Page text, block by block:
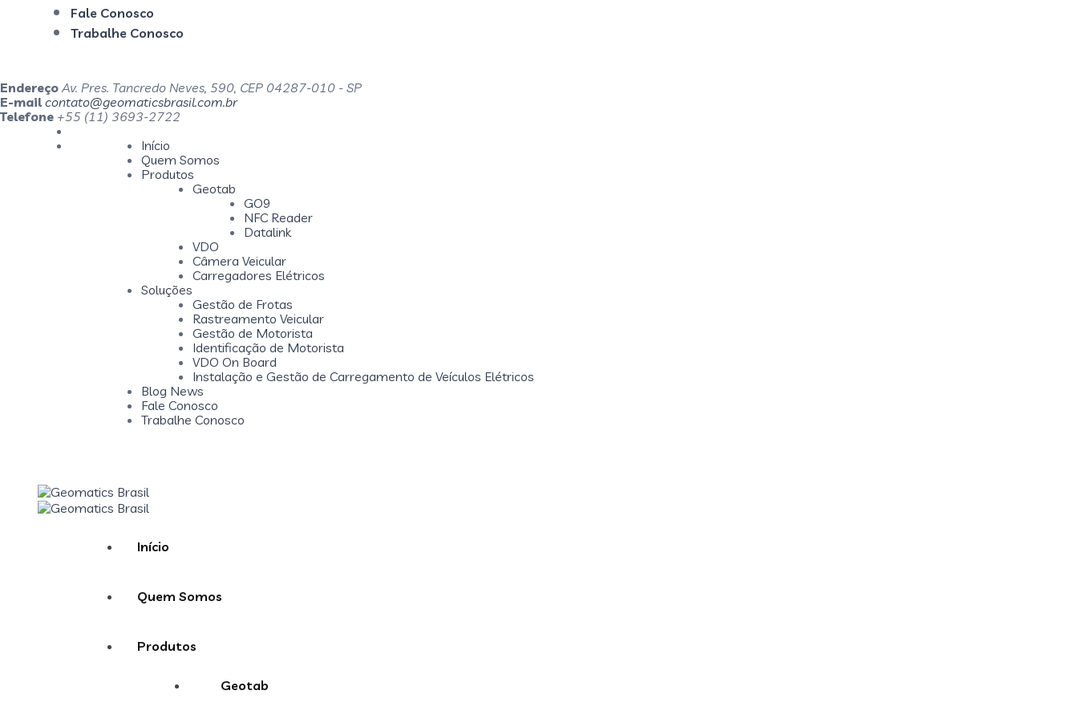
Fale Conosco
Trabalhe Conosco
Endereço Av. Pres. Tancredo Neves, 590, CEP 04287-010 - SP
E-mail contato@geomaticsbrasil.com.br
Telefone +55 (11) 3693-2722
Início
Quem Somos
Produtos
Geotab
GO9
NFC Reader
Datalink
VDO
Câmera Veicular
Carregadores Elétricos
Soluções
Gestão de Frotas
Rastreamento Veicular
Gestão de Motorista
Identificação de Motorista
VDO On Board
Instalação e Gestão de Carregamento de Veículos Elétricos
Blog News
Fale Conosco
Trabalhe Conosco
Início
Quem Somos
Produtos
Geotab